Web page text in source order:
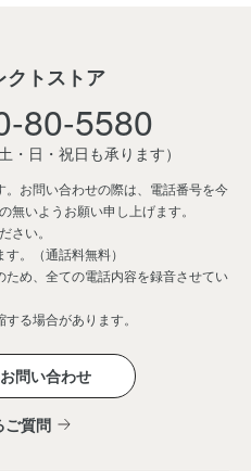
クトストア
80-5580
土・日・祝日も承ります）
お問い合わせの際は、電話番号を今
無いようお願い申し上げます。
さい。
。（通話料無料）
め、全ての電話内容を録音させてい
る場合があります。
問い合わせ
ご質問